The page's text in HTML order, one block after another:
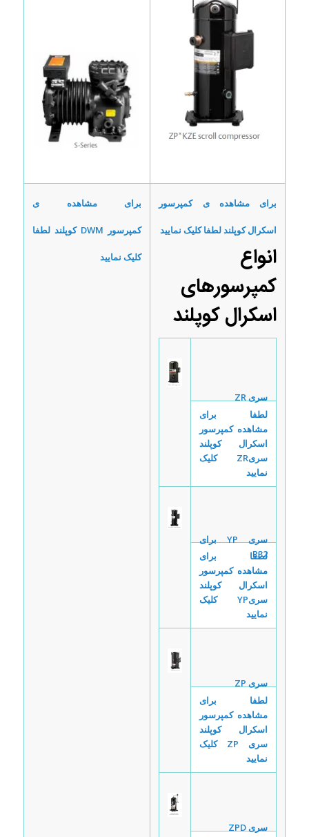
برای مشاهده ی کمپرسور
اسکرال کوپلند لطفا کلیک نمایید
انواع
کمپرسورهای
اسکرال کوپلند
سری ZR
لطفا برای
مشاهده کمپرسور
اسکرال کوپلند
سریZR کلیک
نمایید
سری
YP برای
R32
لطفا برای
مشاهده کمپرسور
اسکرال کوپلند
سریYPکلیک
نمایید
سری ZP
لطفا برای
مشاهده کمپرسور
اسکرال کوپلند
سری ZP کلیک
نمایید
سری ZPD
برای مشاهده ی
کمپرسور DWM کوپلند لطفا
کلیک نمایید